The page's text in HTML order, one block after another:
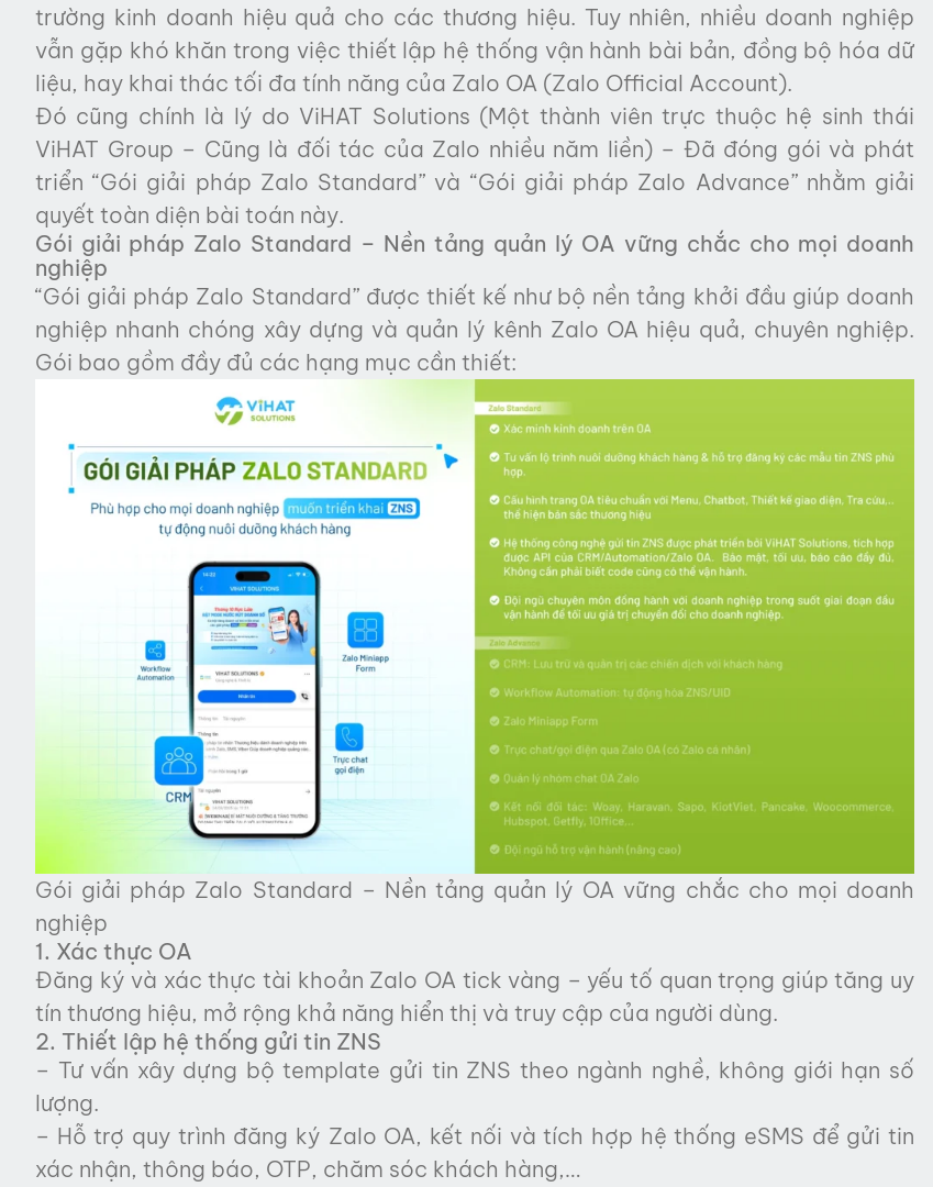
trường kinh doanh hiệu quả cho các thương hiệu. Tuy nhiên, nhiều doanh nghiệp
vẫn gặp khó khăn trong việc thiết lập hệ thống vận hành bài bản, đồng bộ hóa dữ
liệu, hay khai thác tối đa tính năng của Zalo OA (Zalo Official Account).
Đó cũng chính là lý do ViHAT Solutions (Một thành viên trực thuộc hệ sinh thái
ViHAT Group – Cũng là đối tác của Zalo nhiều năm liền) – Đã đóng gói và phát
triển “Gói giải pháp Zalo Standard” và “Gói giải pháp Zalo Advance” nhằm giải
quyết toàn diện bài toán này.
Gói giải pháp Zalo Standard – Nền tảng quản lý OA vững chắc cho mọi doanh
nghiệp
“Gói giải pháp Zalo Standard” được thiết kế như bộ nền tảng khởi đầu giúp doanh
nghiệp nhanh chóng xây dựng và quản lý kênh Zalo OA hiệu quả, chuyên nghiệp.
Gói bao gồm đầy đủ các hạng mục cần thiết:
Gói giải pháp Zalo Standard – Nền tảng quản lý OA vững chắc cho mọi doanh
nghiệp
1. Xác thực OA
Đăng ký và xác thực tài khoản Zalo OA tick vàng – yếu tố quan trọng giúp tăng uy
tín thương hiệu, mở rộng khả năng hiển thị và truy cập của người dùng.
2. Thiết lập hệ thống gửi tin ZNS
– Tư vấn xây dựng bộ template gửi tin ZNS theo ngành nghề, không giới hạn số
lượng.
– Hỗ trợ quy trình đăng ký Zalo OA, kết nối và tích hợp hệ thống eSMS để gửi tin
xác nhận, thông báo, OTP, chăm sóc khách hàng,…